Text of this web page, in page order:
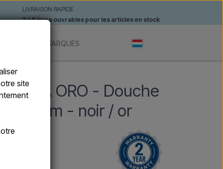
LIVRAISON RAPIDE
2 à 5 jours ouvrables pour les articles en stock
MARQUES
NERA ORO - Douche
- noir / or
site